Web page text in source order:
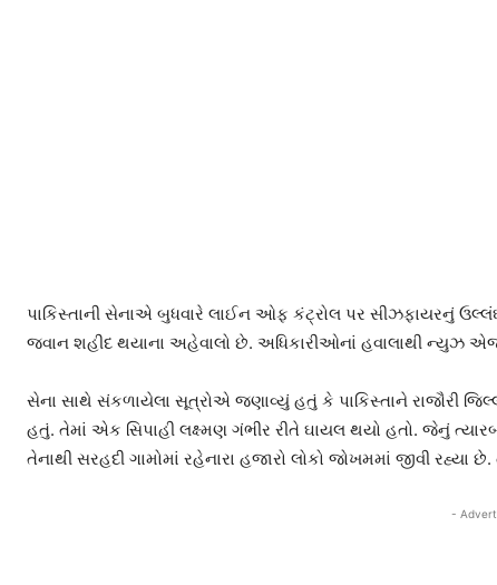
પાકિસ્તાની સેનાએ બુધવારે લાઈન ઓફ કંટ્રોલ પર સીઝફાયરનું
જવાન શહીદ થયાના અહેવાલો છે. અધિકારીઓનાં હવાલાથી ન્યુઝ
સેના સાથે સંકળાયેલા સૂત્રોએ જણાવ્યું હતું કે પાકિસ્તાને રાજૌરી
હતું. તેમાં એક સિપાહી લક્ષ્મણ ગંભીર રીતે ઘાયલ થયો હતો. જેનું
તેનાથી સરહદી ગામોમાં રહેનારા હજારો લોકો જોખમમાં જીવી
-